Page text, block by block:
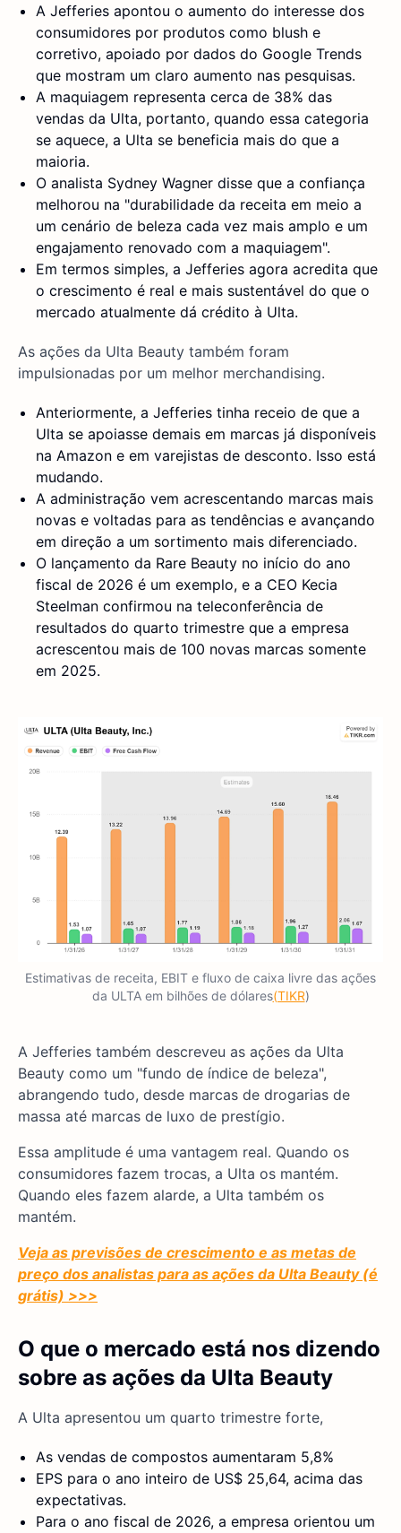
A Jefferies apontou o aumento do interesse dos
consumidores por produtos como blush e
corretivo, apoiado por dados do Google Trends
que mostram um claro aumento nas pesquisas.
A maquiagem representa cerca de 38% das
vendas da Ulta, portanto, quando essa categoria
se aquece, a Ulta se beneficia mais do que a
maioria.
O analista Sydney Wagner disse que a confiança
melhorou na "durabilidade da receita em meio a
um cenário de beleza cada vez mais amplo e um
engajamento renovado com a maquiagem".
Em termos simples, a Jefferies agora acredita que
o crescimento é real e mais sustentável do que o
mercado atualmente dá crédito à Ulta.
As ações da Ulta Beauty também foram
impulsionadas por um melhor merchandising.
Anteriormente, a Jefferies tinha receio de que a
Ulta se apoiasse demais em marcas já disponíveis
na Amazon e em varejistas de desconto. Isso está
mudando.
A administração vem acrescentando marcas mais
novas e voltadas para as tendências e avançando
em direção a um sortimento mais diferenciado.
O lançamento da Rare Beauty no início do ano
fiscal de 2026 é um exemplo, e a CEO Kecia
Steelman confirmou na teleconferência de
resultados do quarto trimestre que a empresa
acrescentou mais de 100 novas marcas somente
em 2025.
Estimativas de receita, EBIT e fluxo de caixa livre das ações
da ULTA em bilhões de dólares(TIKR)
A Jefferies também descreveu as ações da Ulta
Beauty como um "fundo de índice de beleza",
abrangendo tudo, desde marcas de drogarias de
massa até marcas de luxo de prestígio.
Essa amplitude é uma vantagem real. Quando os
consumidores fazem trocas, a Ulta os mantém.
Quando eles fazem alarde, a Ulta também os
mantém.
Veja as previsões de crescimento e as metas de
preço dos analistas para as ações da Ulta Beauty (é
grátis) >>>
O que o mercado está nos dizendo
sobre as ações da Ulta Beauty
A Ulta apresentou um quarto trimestre forte,
As vendas de compostos aumentaram 5,8%
EPS para o ano inteiro de US$ 25,64, acima das
expectativas.
Para o ano fiscal de 2026, a empresa orientou um